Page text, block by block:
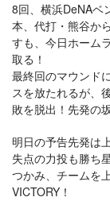
8回、横浜DeNAベ
本、代打・熊谷か
すも、今日ホーム
取る！
最終回のマウンド
スを放たれるが、
敗を脱出！先発の
明日の予告先発は
失点の力投も勝ち
つかみ、チームを
VICTORY！